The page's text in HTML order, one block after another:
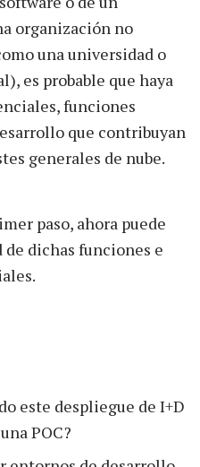
organización no
una universidad o
es probable que haya
funciones
que contribuyan
generales de nube.
paso, ahora puede
dichas funciones e
este despliegue de I+D
POC?